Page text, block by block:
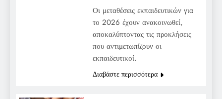
Οι μεταθέσεις εκπαιδευτικών για
το 2026 έχουν ανακοινωθεί,
αποκαλύπτοντας τις προκλήσεις
που αντιμετωπίζουν οι
εκπαιδευτικοί.
Διαβάστε περισσότερα